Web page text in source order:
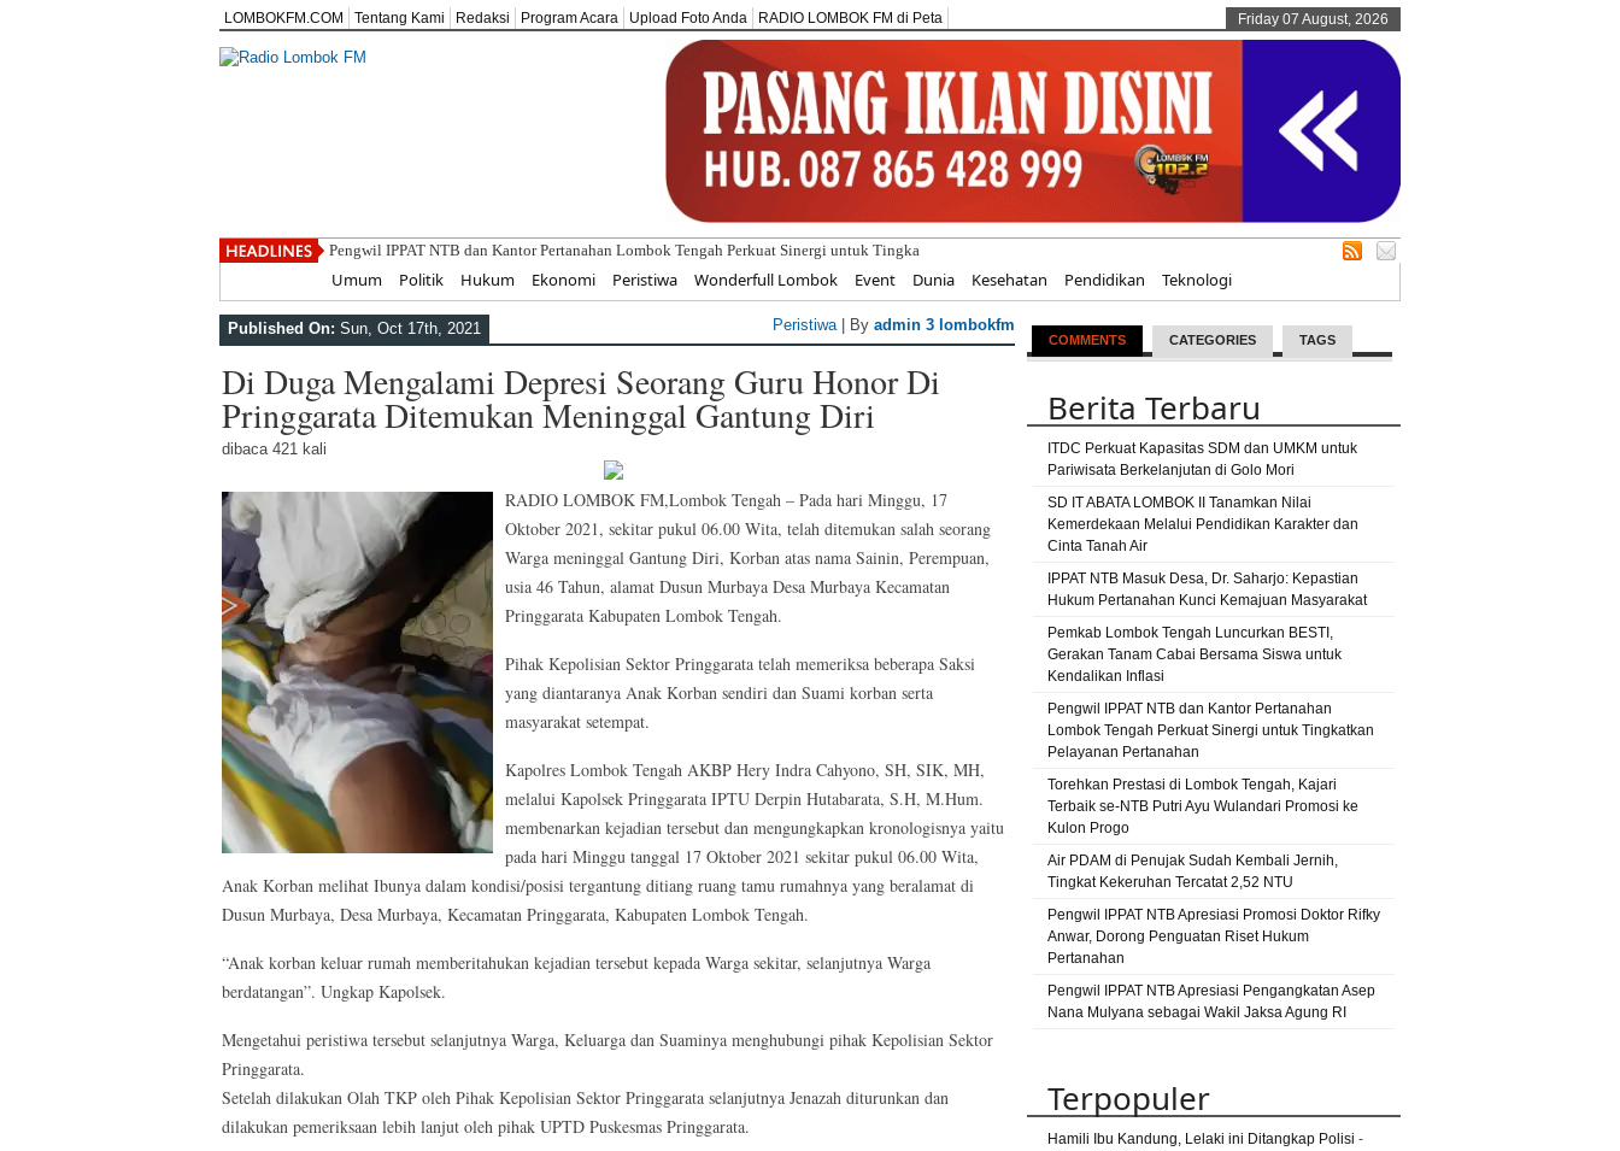
LOMBOKFM.COM Tentang Kami Redaksi Program Acara Upload Foto Anda RADIO LOMBOK FM di Peta Friday 07 August, 2026
Pengwil IPPAT NTB dan Kantor Pertanahan Lombok Tengah Perkuat Sinergi untuk Tingkatkan Pelayanan Pe
Umum Politik Hukum Ekonomi Peristiwa Wonderfull Lombok Event Dunia Kesehatan Pendidikan Teknologi
Published On: Sun, Oct 17th, 2021 Peristiwa| By admin 3 lombokfm
Di Duga Mengalami Depresi Seorang Guru Honor Di
Pringgarata Ditemukan Meninggal Gantung Diri
dibaca 421 kali
RADIO LOMBOK FM,Lombok Tengah – Pada hari Minggu, 17
Oktober 2021, sekitar pukul 06.00 Wita, telah ditemukan salah seorang
Warga meninggal Gantung Diri, Korban atas nama Sainin, Perempuan,
usia 46 Tahun, alamat Dusun Murbaya Desa Murbaya Kecamatan
Pringgarata Kabupaten Lombok Tengah.
Pihak Kepolisian Sektor Pringgarata telah memeriksa beberapa Saksi
yang diantaranya Anak Korban sendiri dan Suami korban serta
masyarakat setempat.
Kapolres Lombok Tengah AKBP Hery Indra Cahyono, SH, SIK, MH,
melalui Kapolsek Pringgarata IPTU Derpin Hutabarata, S.H, M.Hum.
membenarkan kejadian tersebut dan mengungkapkan kronologisnya yaitu
pada hari Minggu tanggal 17 Oktober 2021 sekitar pukul 06.00 Wita,
Anak Korban melihat Ibunya dalam kondisi/posisi tergantung ditiang ruang tamu rumahnya yang beralamat di
Dusun Murbaya, Desa Murbaya, Kecamatan Pringgarata, Kabupaten Lombok Tengah.
“Anak korban keluar rumah memberitahukan kejadian tersebut kepada Warga sekitar, selanjutnya Warga
berdatangan”. Ungkap Kapolsek.
Mengetahui peristiwa tersebut selanjutnya Warga, Keluarga dan Suaminya menghubungi pihak Kepolisian Sektor
Pringgarata.
Setelah dilakukan Olah TKP oleh Pihak Kepolisian Sektor Pringgarata selanjutnya Jenazah diturunkan dan
dilakukan pemeriksaan lebih lanjut oleh pihak UPTD Puskesmas Pringgarata.
COMMENTS CATEGORIES TAGS
Berita Terbaru
ITDC Perkuat Kapasitas SDM dan UMKM untuk
Pariwisata Berkelanjutan di Golo Mori
SD IT ABATA LOMBOK II Tanamkan Nilai
Kemerdekaan Melalui Pendidikan Karakter dan
Cinta Tanah Air
IPPAT NTB Masuk Desa, Dr. Saharjo: Kepastian
Hukum Pertanahan Kunci Kemajuan Masyarakat
Pemkab Lombok Tengah Luncurkan BESTI,
Gerakan Tanam Cabai Bersama Siswa untuk
Kendalikan Inflasi
Pengwil IPPAT NTB dan Kantor Pertanahan
Lombok Tengah Perkuat Sinergi untuk Tingkatkan
Pelayanan Pertanahan
Torehkan Prestasi di Lombok Tengah, Kajari
Terbaik se-NTB Putri Ayu Wulandari Promosi ke
Kulon Progo
Air PDAM di Penujak Sudah Kembali Jernih,
Tingkat Kekeruhan Tercatat 2,52 NTU
Pengwil IPPAT NTB Apresiasi Promosi Doktor Rifky
Anwar, Dorong Penguatan Riset Hukum
Pertanahan
Pengwil IPPAT NTB Apresiasi Pengangkatan Asep
Nana Mulyana sebagai Wakil Jaksa Agung RI
Terpopuler
Hamili Ibu Kandung, Lelaki ini Ditangkap Polisi -